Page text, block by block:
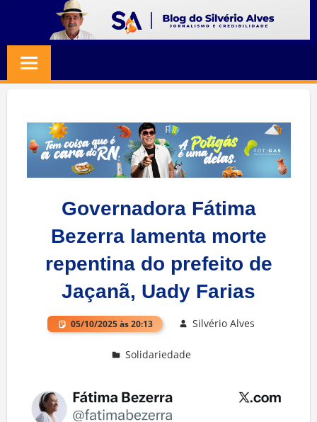
content
SILVERIO
ALVES
Jornalismo
Credibilidade
Governadora Fátima
Bezerra lamenta morte
repentina do prefeito de
Jaçanã, Uady Farias
05/10/2025 às 20:13 Silvério Alves
Solidariedade